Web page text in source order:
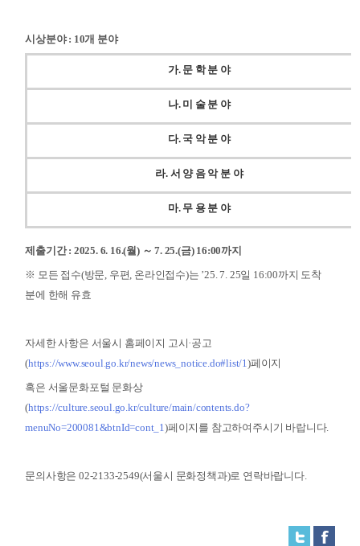
시상분야: 10개 분야
가. 문 학 분 야
나. 미 술 분 야
다. 국 악 분 야
라. 서 양 음 악 분 야
마. 무 용 분 야
제출기간: 2025. 6. 16.(월) ～7. 25.(금) 16:00까지
※ 모든 접수(방문, 우편, 온라인접수)는 ’25. 7. 25일 16:00까지 도착
분에 한해 유효
자세한 사항은 서울시 홈페이지 고시·공고
(https://www.seoul.go.kr/news/news_notice.do#list/1)페이지
혹은 서울문화포털 문화상
(https://culture.seoul.go.kr/culture/main/contents.do?
menuNo=200081&btnId=cont_1)페이지를 참고하여주시기 바랍니다.
문의사항은 02-2133-2549(서울시 문화정책과)로 연락바랍니다.